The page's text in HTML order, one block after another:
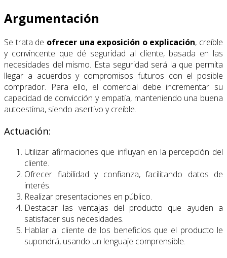
Argumentación
Se trata de ofrecer una exposición o explicación, creíble
y convincente que dé seguridad al cliente, basada en las
necesidades del mismo. Esta seguridad será la que permita
llegar a acuerdos y compromisos futuros con el posible
comprador. Para ello, el comercial debe incrementar su
capacidad de convicción y empatía, manteniendo una buena
autoestima, siendo asertivo y creíble.
Actuación:
Utilizar afirmaciones que influyan en la percepción del
cliente.
Ofrecer fiabilidad y confianza, facilitando datos de
interés.
Realizar presentaciones en público.
Destacar las ventajas del producto que ayuden a
satisfacer sus necesidades.
Hablar al cliente de los beneficios que el producto le
supondrá, usando un lenguaje comprensible.